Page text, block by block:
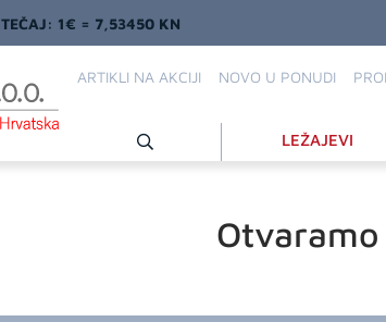
TEČAJ: 1€ = 7,53450 KN
ARTIKLI NA AKCIJI NOVO U PONUDI
LEŽAJEVI